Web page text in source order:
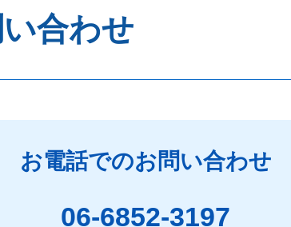
合わせ
お電話でのお問い合わせ
06-6852-3197